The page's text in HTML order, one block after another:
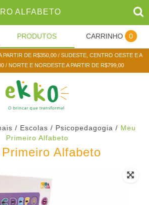
ALFABETO
PRODUTOS CARRINHO 0
PARTIR DE R$350,00 / SUDESTE, CENTRO OESTE E A
/ NORTE E NORDESTE A PARTIR DE R$799,00
/ Escolas / Psicopedagogia / Meu
Primeiro Alfabeto
Alfabeto